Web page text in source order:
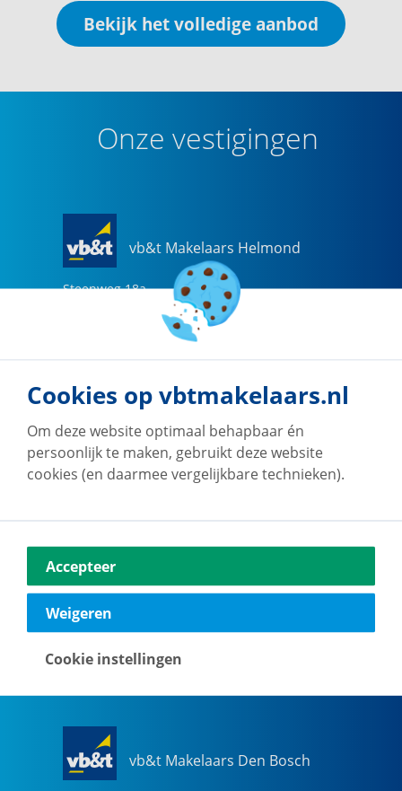
Bekijk het volledige aanbod
Onze vestigingen
vb&t Makelaars Helmond
Steenweg 18a
helmond@vbtmakelaars.nl
Naar vestiging
Vestdijk 180
5611 CZ Eindhoven
040-2696949
vb&t Makelaars Den Bosch
Cookies op vbtmakelaars.nl
Om deze website optimaal behapbaar én
persoonlijk te maken, gebruikt deze website
cookies (en daarmee vergelijkbare technieken).
Accepteer
Weigeren
Cookie instellingen